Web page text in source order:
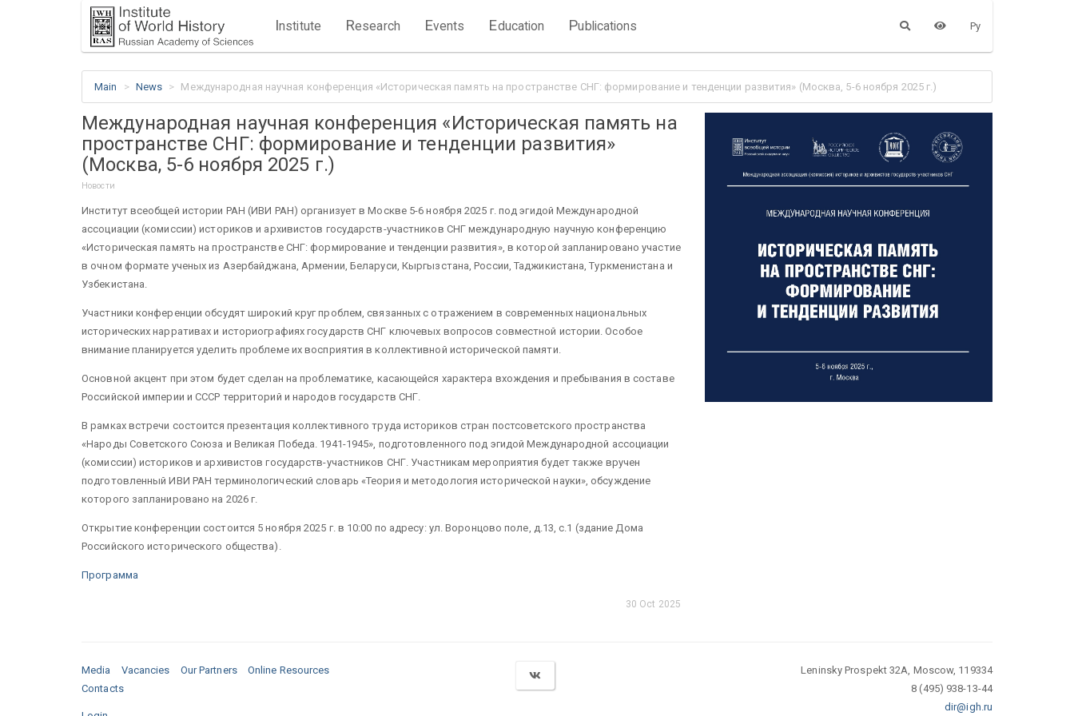
Institute Research Events Education Publications Ру
Main News Международная научная конференция «Историческая память на пространстве СНГ: формирование и тенденции развития» (Москва, 5-6 ноября 2025 г.)
Международная научная конференция «Историческая память на
пространстве СНГ: формирование и тенденции развития»
(Москва, 5-6 ноября 2025 г.)
Новости
Институт всеобщей истории РАН (ИВИ РАН) организует в Москве 5-6 ноября 2025 г. под эгидой Международной
ассоциации (комиссии) историков и архивистов государств-участников СНГ международную научную конференцию
«Историческая память на пространстве СНГ: формирование и тенденции развития», в которой запланировано участие
в очном формате ученых из Азербайджана, Армении, Беларуси, Кыргызстана, России, Таджикистана, Туркменистана и
Узбекистана.
Участники конференции обсудят широкий круг проблем, связанных с отражением в современных национальных
исторических нарративах и историографиях государств СНГ ключевых вопросов совместной истории. Особое
внимание планируется уделить проблеме их восприятия в коллективной исторической памяти.
Основной акцент при этом будет сделан на проблематике, касающейся характера вхождения и пребывания в составе
Российской империи и СССР территорий и народов государств СНГ.
В рамках встречи состоится презентация коллективного труда историков стран постсоветского пространства
«Народы Советского Союза и Великая Победа. 1941-1945», подготовленного под эгидой Международной ассоциации
(комиссии) историков и архивистов государств-участников СНГ. Участникам мероприятия будет также вручен
подготовленный ИВИ РАН терминологический словарь «Теория и методология исторической науки», обсуждение
которого запланировано на 2026 г.
Открытие конференции состоится 5 ноября 2025 г. в 10:00 по адресу: ул. Воронцово поле, д.13, с.1 (здание Дома
Российского исторического общества).
Программа
30 Oct 2025
Media Vacancies Our Partners
Online Resources
Contacts
Leninsky Prospekt 32A, Moscow, 119334
8 (495) 938-13-44
dir@igh.ru